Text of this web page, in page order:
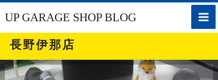
toggle
UP GARAGE SHOP BLOG
長野伊那店